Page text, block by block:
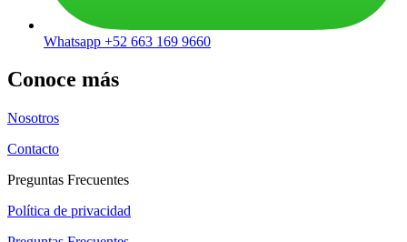
Whatsapp +52 663 169 9660
Conoce más
Nosotros
Contacto
Preguntas Frecuentes
Política de privacidad